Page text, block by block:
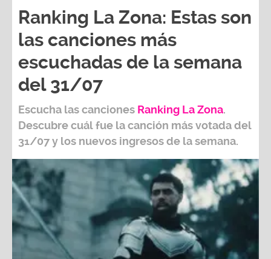
Ranking La Zona: Estas son
las canciones más
escuchadas de la semana
del 31/07
Escucha las canciones Ranking La Zona.
Descubre cuál fue la canción más votada del
31/07y los nuevos ingresos de la semana.